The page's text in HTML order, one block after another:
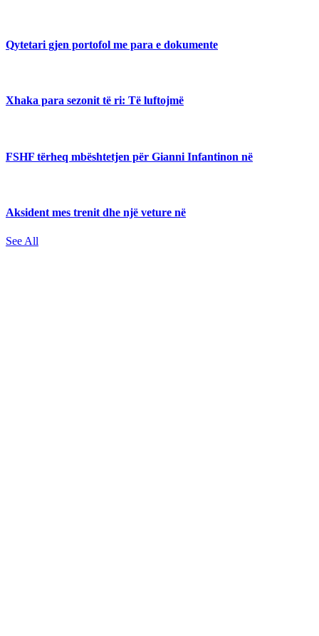
Qytetari gjen portofol me para e dokumente
Xhaka para sezonit të ri: Të luftojmë
FSHF tërheq mbështetjen për Gianni Infantinon në
Aksident mes trenit dhe një veture në
See All